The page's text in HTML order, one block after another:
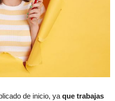
de inicio, ya que trabajas